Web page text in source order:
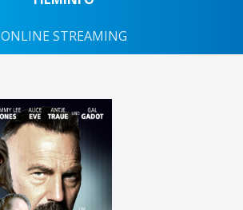
ONLINE STREAMING